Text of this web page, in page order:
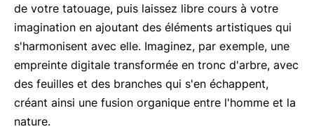
de votre tatouage, puis laissez libre cours à votre
imagination en ajoutant des éléments artistiques qui
s'harmonisent avec elle. Imaginez, par exemple, une
empreinte digitale transformée en tronc d'arbre, avec
des feuilles et des branches qui s'en échappent,
créant ainsi une fusion organique entre l'homme et la
nature.